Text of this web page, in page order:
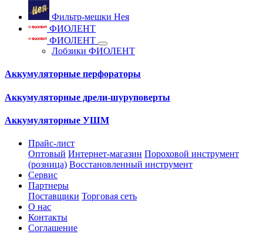
Фильтр-мешки Нея
ФИОЛЕНТ
ФИОЛЕНТ
Лобзики ФИОЛЕНТ
Аккумуляторные перфораторы
Аккумуляторные дрели-шуруповерты
Аккумуляторные УШМ
Прайс-лист
Оптовый Интернет-магазин Пороховой инструмент
(розница) Восстановленный инструмент
Сервис
Партнеры
Поставщики Торговая сеть
О нас
Контакты
Соглашение